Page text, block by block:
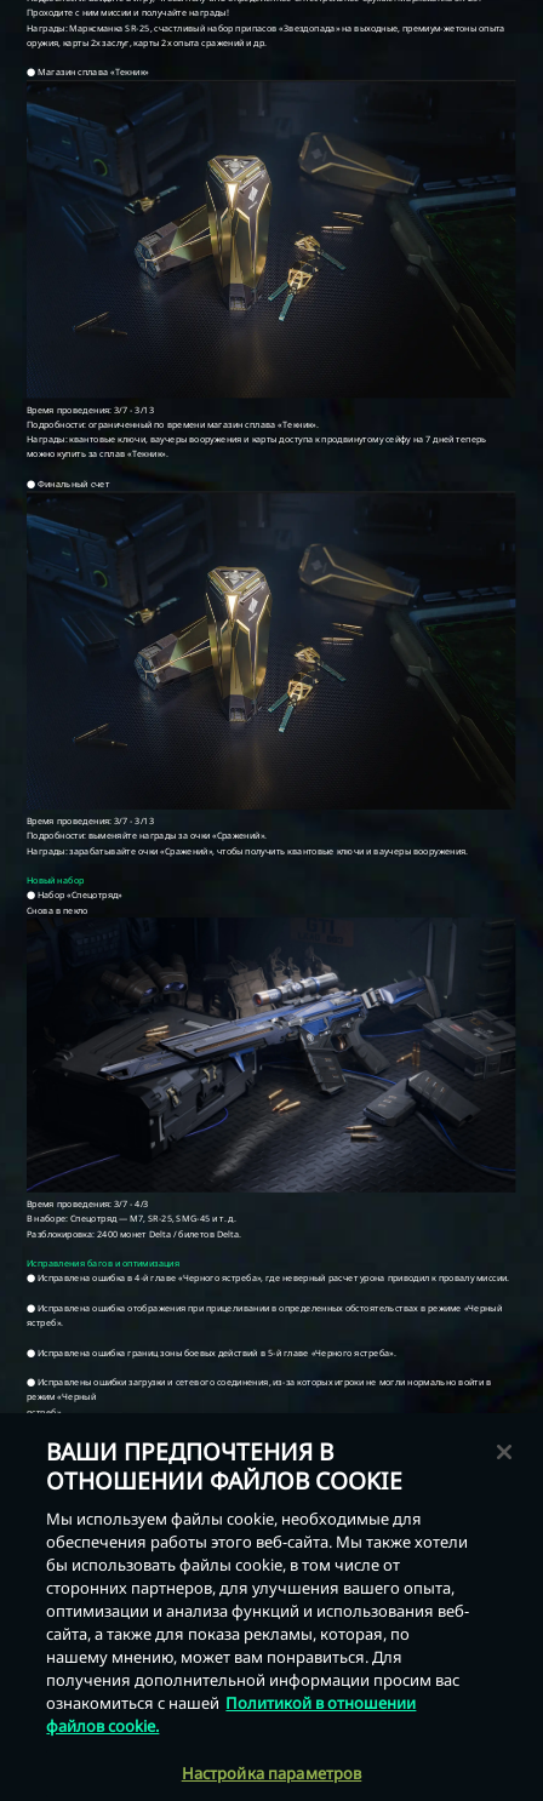
ВАШИ ПРЕДПОЧТЕНИЯ В
ОТНОШЕНИИ ФАЙЛОВ COOKIE
Мы используем файлы cookie, необходимые для
обеспечения работы этого веб-сайта. Мы также хотели
бы использовать файлы cookie, в том числе от
сторонних партнеров, для улучшения вашего опыта,
оптимизации и анализа функций и использования веб-
сайта, а также для показа рекламы, которая, по
нашему мнению, может вам понравиться. Для
получения дополнительной информации просим вас
ознакомиться с нашей Политикой в отношении
файлов cookie.
Настройка параметров